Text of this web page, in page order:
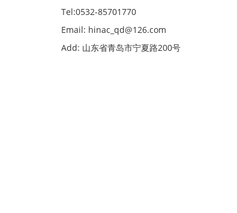
Tel:0532-85701770
Email: hinac_qd@126.com
Add: 山东省青岛市宁夏路200号